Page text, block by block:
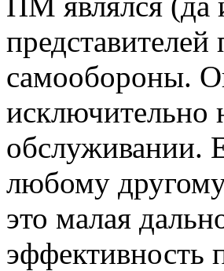
самообороны.
исключительно
обслуживании.
любому другому
это малая
эффективность